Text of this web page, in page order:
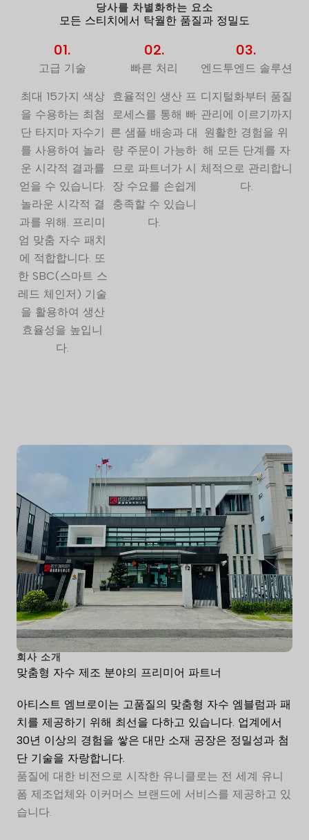
당사를 차별화하는 요소
모든 스티치에서 탁월한 품질과 정밀도
01.
고급 기술
최대 15가지 색상
을 수용하는 최첨
단 타지마 자수기
를 사용하여 놀라
운 시각적 결과를
얻을 수 있습니다.
놀라운 시각적 결
과를 위해. 프리미
엄 맞춤 자수 패치
에 적합합니다. 또
한 SBC(스마트 스
레드 체인저) 기술
을 활용하여 생산
효율성을 높입니
다.
02.
빠른 처리
효율적인 생산 프
로세스를 통해 빠
른 샘플 배송과 대
량 주문이 가능하
므로 파트너가 시
장 수요를 손쉽게
충족할 수 있습니
다.
03.
엔드투엔드 솔루션
디지털화부터 품질
관리에 이르기까지
원활한 경험을 위
해 모든 단계를 자
체적으로 관리합니
다.
회사 소개
맞춤형 자수 제조 분야의 프리미어 파트너
아티스트 엠브로이는 고품질의 맞춤형 자수 엠블럼과 패
치를 제공하기 위해 최선을 다하고 있습니다. 업계에서
30년 이상의 경험을 쌓은 대만 소재 공장은 정밀성과 첨
단 기술을 자랑합니다.
품질에 대한 비전으로 시작한 유니클로는 전 세계 유니
폼 제조업체와 이커머스 브랜드에 서비스를 제공하고 있
습니다.